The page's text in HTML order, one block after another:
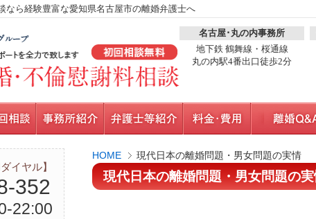
なら経験豊富な愛知県名古屋市の離婚弁護士へ
名古屋･丸の内事務所
地下鉄 鶴舞線・桜通線
丸の内駅4番出口徒歩2分
HOME 現代日本の離婚問題・男女問題の実情
現代日本の離婚問題・男女問題の
イヤル】
352
22:00